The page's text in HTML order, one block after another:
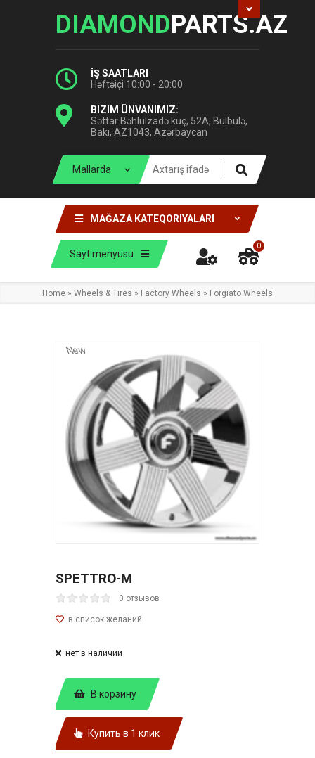
DIAMONDPARTS.AZ
İŞ SAATLARI
Həftəiçi 10:00 - 20:00
BIZIM ÜNVANIMIZ:
Səttar Bəhlulzadə küç, 52A, Bülbulə,
Bakı, AZ1043, Azərbaycan
MAĞAZA KATEQORIYALARI
Sayt menyusu
0
Home » Wheels & Tires » Factory Wheels » Forgiato Wheels
New
SPETTRO-M
0 отзывов
нет в наличии
В корзину
Купить в 1 клик